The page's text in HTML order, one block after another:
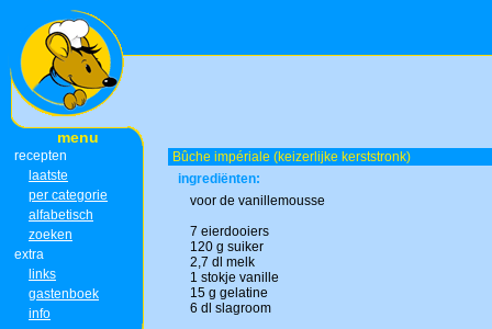
menu
recepten
laatste
per categorie
alfabetisch
zoeken
extra
links
gastenboek
info
Bûche impériale (keizerlijke kerststronk)
ingrediënten:
voor de vanillemousse
7 eierdooiers
120 g suiker
2,7 dl melk
1 stokje vanille
15 g gelatine
6 dl slagroom